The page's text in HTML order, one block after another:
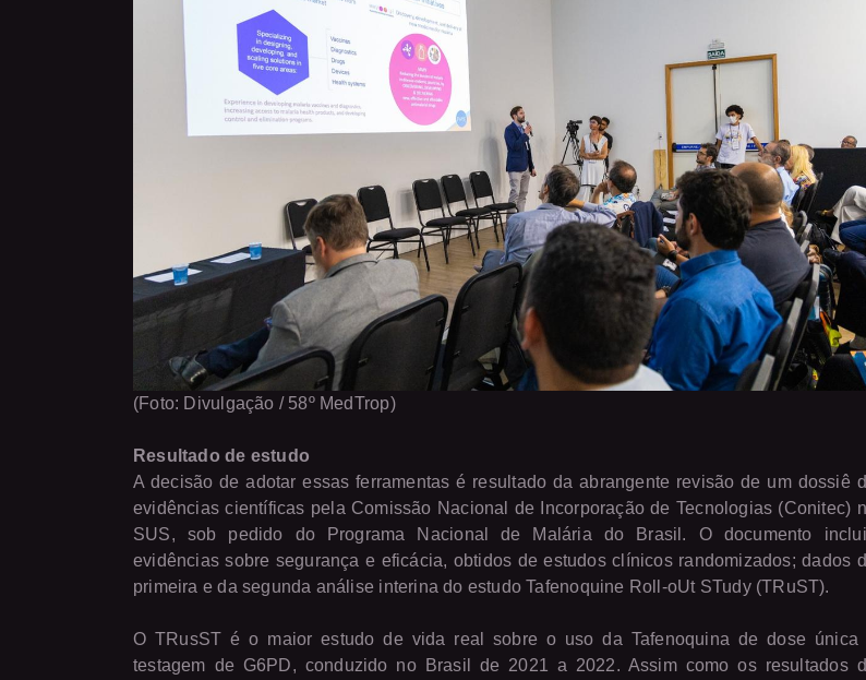
(Foto: Divulgação / 58º MedTrop)
Resultado de estudo
A decisão de adotar essas ferramentas é resultado da abrangente revisão de um dossiê
evidências científicas pela Comissão Nacional de Incorporação de Tecnologias (Conitec)
SUS, sob pedido do Programa Nacional de Malária do Brasil. O documento
evidências sobre segurança e eficácia, obtidos de estudos clínicos randomizados; dados
primeira e da segunda análise interina do estudo Tafenoquine Roll-oUt STudy (TRuST).
O TRusST é o maior estudo de vida real sobre o uso da Tafenoquina de dose única
testagem de G6PD, conduzido no Brasil de 2021 a 2022. Assim como os resultados